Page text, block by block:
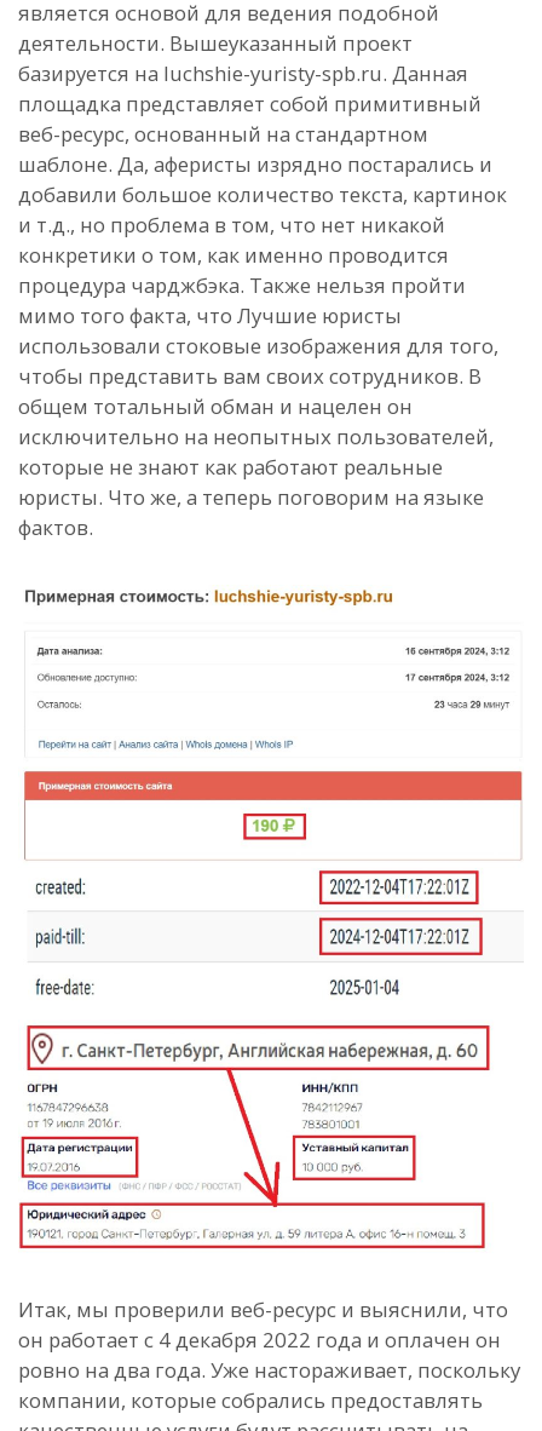
является основой для ведения подобной
деятельности. Вышеуказанный проект
базируется на luchshie-yuristy-spb.ru. Данная
площадка представляет собой примитивный
веб-ресурс, основанный на стандартном
шаблоне. Да, аферисты изрядно постарались и
добавили большое количество текста, картинок
и т.д., но проблема в том, что нет никакой
конкретики о том, как именно проводится
процедура чарджбэка. Также нельзя пройти
мимо того факта, что Лучшие юристы
использовали стоковые изображения для того,
чтобы представить вам своих сотрудников. В
общем тотальный обман и нацелен он
исключительно на неопытных пользователей,
которые не знают как работают реальные
юристы. Что же, а теперь поговорим на языке
фактов.
Итак, мы проверили веб-ресурс и выяснили, что
он работает с 4 декабря 2022 года и оплачен он
ровно на два года. Уже настораживает, поскольку
компании, которые собрались предоставлять